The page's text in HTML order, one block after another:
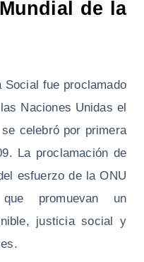
de la
fue proclamado
Naciones Unidas el
celebró por primera
La proclamación de
esfuerzo de la ONU
promuevan un
justicia social y